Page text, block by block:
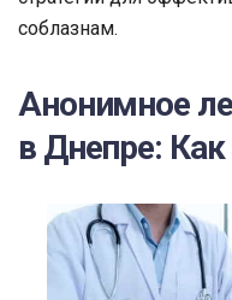
соблазнам.
Анонимное
в Днепре: Как